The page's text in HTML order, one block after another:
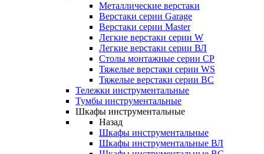
Металлические верстаки
Верстаки серии Garage
Верстаки серии Master
Легкие верстаки серии W
Легкие верстаки серии ВЛ
Столы монтажные серии СР
Тяжелые верстаки серии WS
Тяжелые верстаки серии ВС
Тележки инструментальные
Тумбы инструментальные
Шкафы инструментальные
Назад
Шкафы инструментальные
Шкафы инструментальные ВЛ